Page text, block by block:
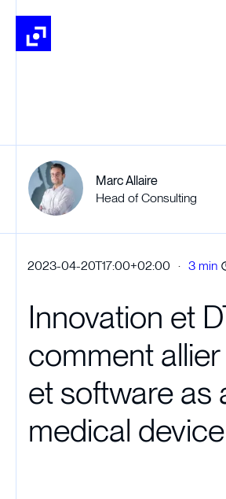
Marc Allaire
Head of Consulting
2023-04-20T17:00+02:00 · 3 min
Innovation et
comment allier
et software as
medical device